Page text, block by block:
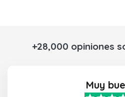
+28,000 opiniones
Muy